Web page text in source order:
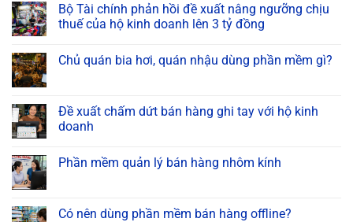
Bộ Tài chính phản hồi đề xuất nâng ngưỡng chịu
thuế của hộ kinh doanh lên 3 tỷ đồng
Chủ quán bia hơi, quán nhậu dùng phần mềm gì?
Đề xuất chấm dứt bán hàng ghi tay với hộ kinh
doanh
Phần mềm quản lý bán hàng nhôm kính
Có nên dùng phần mềm bán hàng offline?